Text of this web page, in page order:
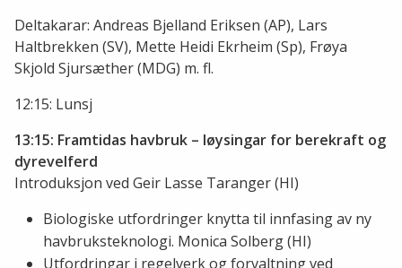
Deltakarar: Andreas Bjelland Eriksen (AP), Lars
Haltbrekken (SV), Mette Heidi Ekrheim (Sp), Frøya
Skjold Sjursæther (MDG) m. fl.
12:15: Lunsj
13:15: Framtidas havbruk – løysingar for berekraft og
dyrevelferd
Introduksjon ved Geir Lasse Taranger (HI)
Biologiske utfordringer knytta til innfasing av ny
havbruksteknologi. Monica Solberg (HI)
Utfordringar i regelverk og forvaltning ved